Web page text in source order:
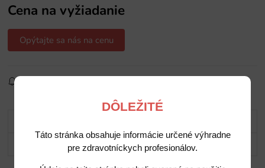
DÔLEŽITÉ
Táto stránka obsahuje informácie určené výhradne
pre zdravotníckych profesionálov.
Cena na vyžiadanie
Opýtajte sa nás na cenu
Potrebujete poradiť?